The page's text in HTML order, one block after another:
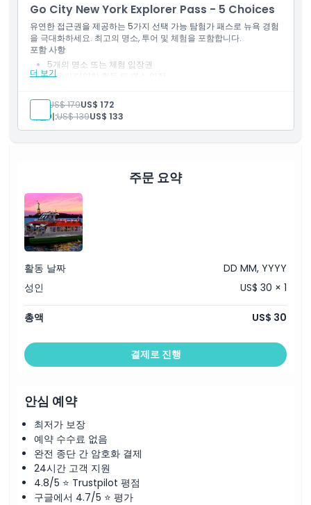
Go City New York Explorer Pass - 5 Choices
유연한 접근권을 제공하는 5가지 선택 가능 탐험가 패스로 뉴욕 경험
을 극대화하세요. 최고의 명소, 투어 및 체험을 포함합니다.
더 보기
포함 사항
5개의 명소 또는 체험 입장권
뉴욕의 다양한 활동 및 명소 입장
선택된 명소에서 할인 및 혜택
첫 사용 후 30일간 유효
성인: US$ 179US$ 172
어린이:US$ 139US$ 133
주문 요약
활동 날짜
DD MM, YYYY
성인
US$ 30 × 1
총액 US$ 30
결제로 진행
안심 예약
최저가 보장
예약 수수료 없음
완전 종단 간 암호화 결제
24시간 고객 지원
4.8/5 ⭐ Trustpilot 평점
구글에서 4.7/5 ⭐ 평가